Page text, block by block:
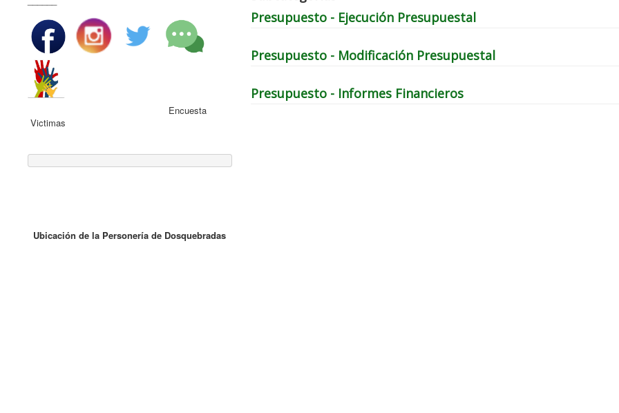
Encuesta
Victimas
Ubicación de la Personería de Dosquebradas
Presupuesto - Ejecución Presupuestal
Presupuesto - Modificación Presupuestal
Presupuesto - Informes Financieros